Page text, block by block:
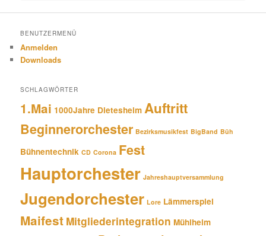
BENUTZERMENÜ
Anmelden
Downloads
SCHLAGWÖRTER
1.Mai 1000Jahre Dietesheim Auftritt
Beginnerorchester Bezirksmusikfest BigBand Büh
Bühnentechnik CD Corona Fest
Hauptorchester Jahreshauptversammlung
Jugendorchester Lore Lämmerspiel
Maifest Mitgliederintegration Mühlheim